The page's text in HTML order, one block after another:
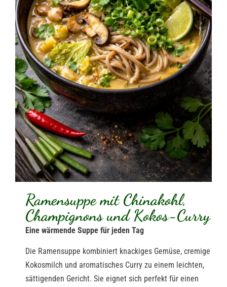
Ramensuppe mit Chinakohl,
Champignons und Kokos-Curry
Eine wärmende Suppe für jeden Tag
Die Ramensuppe kombiniert knackiges Gemüse, cremige
Kokosmilch und aromatisches Curry zu einem leichten,
sättigenden Gericht. Sie eignet sich perfekt für einen